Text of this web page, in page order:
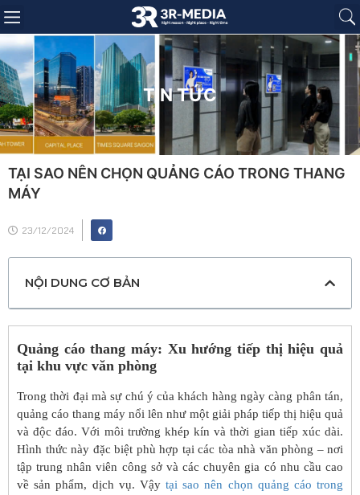
TIN TỨC
TẠI SAO NÊN CHỌN QUẢNG CÁO TRONG THANG
MÁY
23/12/2024
NỘI DUNG CƠ BẢN
Quảng cáo thang máy: Xu hướng tiếp thị hiệu quả
tại khu vực văn phòng
Trong thời đại mà sự chú ý của khách hàng ngày càng phân tán,
quảng cáo thang máy nổi lên như một giải pháp tiếp thị hiệu quả
và độc đáo. Với môi trường khép kín và thời gian tiếp xúc dài.
Hình thức này đặc biệt phù hợp tại các tòa nhà văn phòng – nơi
tập trung nhân viên công sở và các chuyên gia có nhu cầu cao
về sản phẩm, dịch vụ. Vậy tại sao nên chọn quảng cáo trong